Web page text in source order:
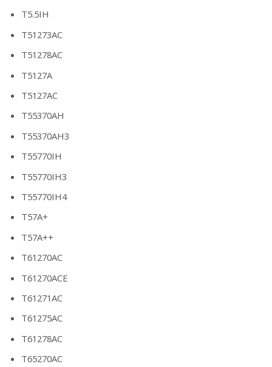
T5.5IH
T51273AC
T51278AC
T5127A
T5127AC
T55370AH
T55370AH3
T55770IH
T55770IH3
T55770IH4
T57A+
T57A++
T61270AC
T61270ACE
T61271AC
T61275AC
T61278AC
T65270AC